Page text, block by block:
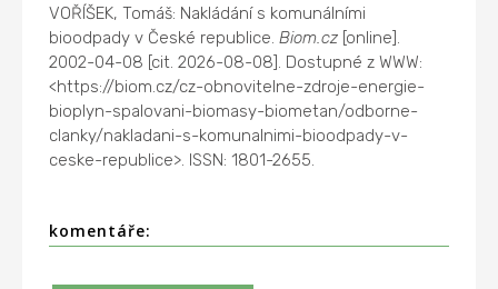
VOŘÍŠEK, Tomáš: Nakládání s komunálními
bioodpady v České republice.Biom.cz [online].
2002-04-08 [cit. 2026-08-08]. Dostupné z WWW:
<https://biom.cz/cz-obnovitelne-zdroje-energie-
bioplyn-spalovani-biomasy-biometan/odborne-
clanky/nakladani-s-komunalnimi-bioodpady-v-
ceske-republice>. ISSN: 1801-2655.
komentáře: